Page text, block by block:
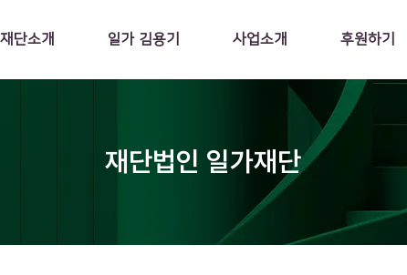
재단소개 일가 김용기 사업소개 후원하기
재단법인 일가재단